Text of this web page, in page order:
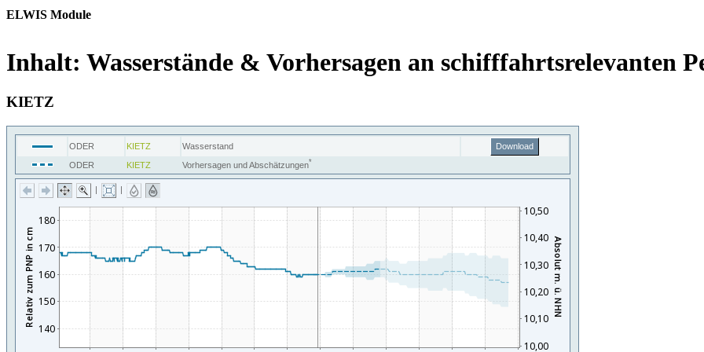
ELWIS Module
Inhalt: Wasserstände & Vorhersagen an schifffahrtsrelevanten
KIETZ